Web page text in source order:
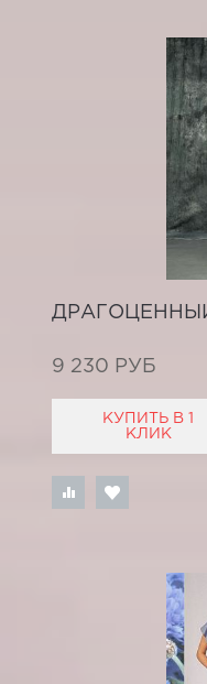
9 230 РУБ
КУПИТЬ В 1
КЛИК